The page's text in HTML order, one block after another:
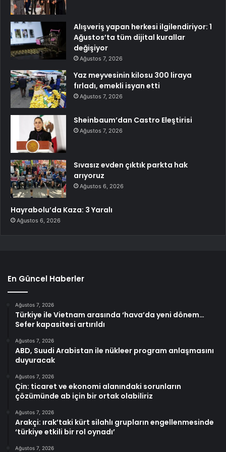
Alışveriş yapan herkesi ilgilendiriyor: 1
Ağustos’ta tüm dijital kurallar
değişiyor
Ağustos 7, 2026
Yaz meyvesinin kilosu 300 liraya
fırladı, emekli isyan etti
Ağustos 7, 2026
Sheinbaum’dan Castro Eleştirisi
Ağustos 7, 2026
Sıvasız evden çıktık parkta hak
arıyoruz
Ağustos 6, 2026
Hayrabolu’da Kaza: 3 Yaralı
Ağustos 6, 2026
En Güncel Haberler
Ağustos 7, 2026
Türkiye ile Vietnam arasında ‘hava’da yeni dönem…
Sefer kapasitesi artırıldı
Ağustos 7, 2026
ABD, Suudi Arabistan ile nükleer program anlaşmasını
duyuracak
Ağustos 7, 2026
Çin: ticaret ve ekonomi alanındaki sorunların
çözümünde ab için bir ortak olabiliriz
Ağustos 7, 2026
Arakçi: ırak’taki kürt silahlı grupların engellenmesinde
‘türkiye etkili bir rol oynadı’
Ağustos 7, 2026